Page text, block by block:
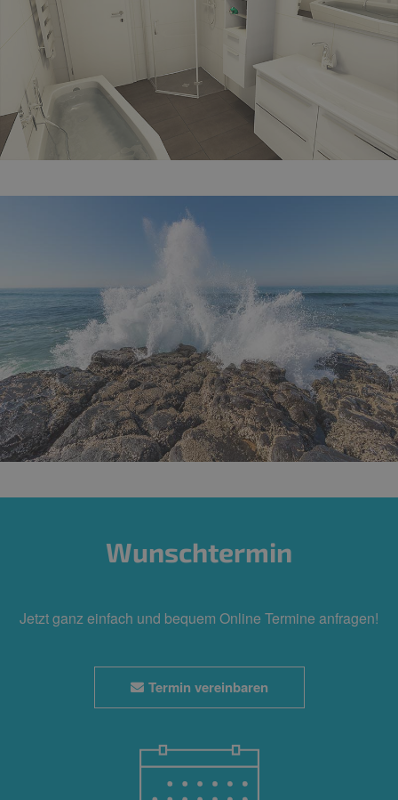
Wunschtermin
Jetzt ganz einfach und bequem Online Termine anfragen!
Termin vereinbaren